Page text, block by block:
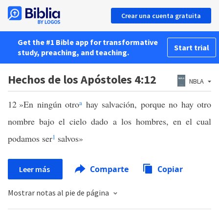
Crear una cuenta gratuita
Get the #1 Bible app for transformative
study, preaching, and teaching.
Start trial
Hechos de los Apóstoles 4:12 NBLA
12 »En ningún otroa hay salvación, porque no hay otro
nombre bajo el cielo dado a los hombres, en el cual
podamos ser1 salvos»
Leer más Comparte Copiar
Mostrar notas al pie de página